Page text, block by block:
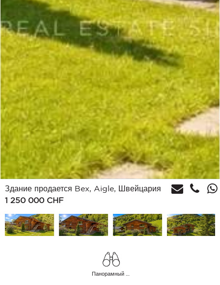
Здание продается Bex, Aigle, Швейцария
1 250 000 CHF